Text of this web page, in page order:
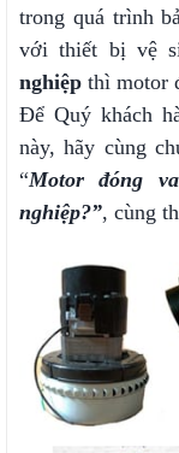
trong quá trình
với thiết bị vệ
nghiệp thì motor
Để Quý khách
này, hãy cùng
“Motor đóng
nghiệp?”, cùng